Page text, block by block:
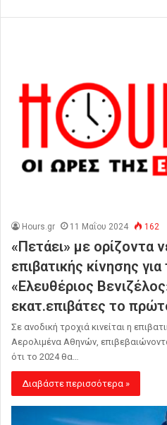
Hours.gr 11 Μαΐου 2024 162
«Πετάει» με ορίζοντα
επιβατικής κίνησης
«Ελευθέριος
εκατ.επιβάτες το
Σε ανοδική τροχιά κινείται η
Αερολιμένα Αθηνών,
ότι το 2024 θα…
Διαβάστε περισσότερα »